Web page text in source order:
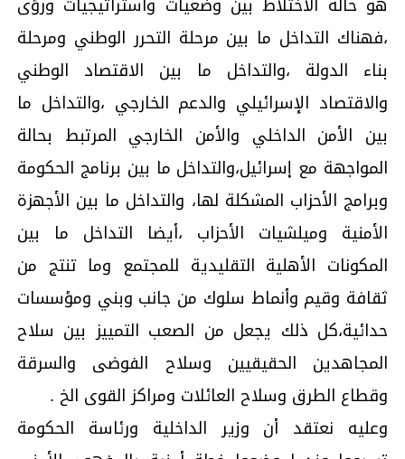
،فهناك التداخل ما بين مرحلة التحرر الوطني ومرحلة
بناء الدولة ،والتداخل ما بين الاقتصاد الوطني
والاقتصاد الإسرائيلي والدعم الخارجي ،والتداخل ما
بين الأمن الداخلي والأمن الخارجي المرتبط بحالة
المواجهة مع إسرائيل،والتداخل ما بين برنامج الحكومة
وبرامج الأحزاب المشكلة لها، والتداخل ما بين الأجهزة
الأمنية وميلشيات الأحزاب ،أيضا التداخل ما بين
المكونات الأهلية التقليدية للمجتمع وما تنتج من
ثقافة وقيم وأنماط سلوك من جانب وبني ومؤسسات
حدائية،كل ذلك يجعل من الصعب التمييز بين سلاح
المجاهدين الحقيقيين وسلاح الفوضى والسرقة
وقطاع الطرق وسلاح العائلات ومراكز القوى الخ .
وعليه نعتقد أن وزير الداخلية ورئاسة الحكومة